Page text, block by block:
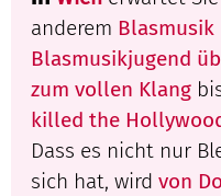
anderem Blasmusik
Blasmusikjugend
zum vollen Klang
killed the
Dass es nicht nur
sich hat, wird von